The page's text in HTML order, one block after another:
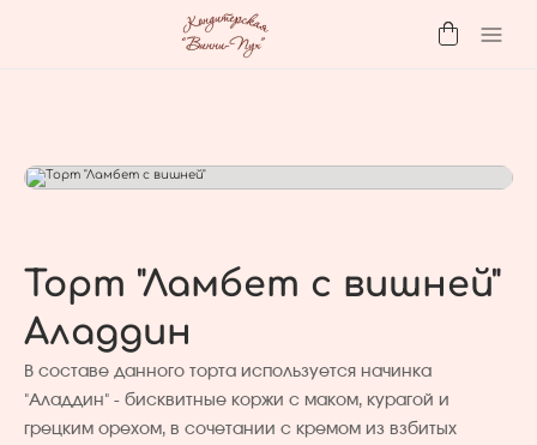
Торт "Ламбет с вишней"
Аладдин
В составе данного торта используется начинка
"Аладдин" - бисквитные коржи с маком, курагой и
грецким орехом, в сочетании с кремом из взбитых